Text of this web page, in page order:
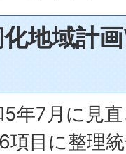
地域計
年7月に見
項目に整理